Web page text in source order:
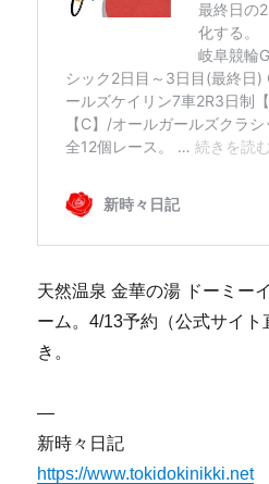
天然温泉 金華の湯 ドーミー
ーム。4/13予約（公式サイ
き。
—
新時々日記
https://www.tokidokinikki.net